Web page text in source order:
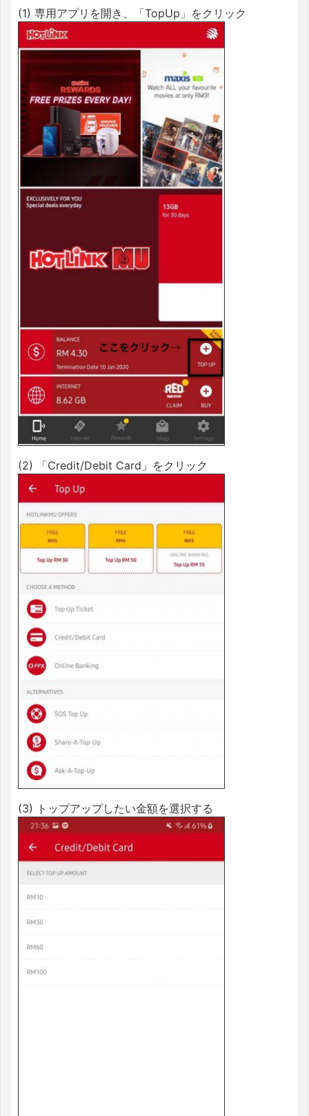
(1) 専用アプリを開き、「TopUp」をクリック
(2) 「Credit/Debit Card」をクリック
(3) トップアップしたい金額を選択する